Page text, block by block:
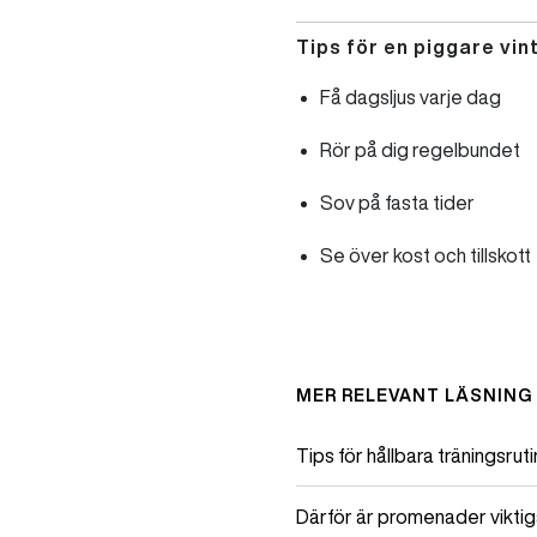
Tips för en piggare
Få dagsljus varje dag
Rör på dig regelbundet
Sov på fasta tider
Se över kost och tillskott
MER RELEVANT LÄSNING
Tips för hållbara
Därför är promenader